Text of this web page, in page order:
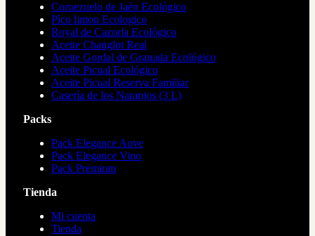
Cornezuelo de Jaén Ecológico
Pìco limon Ecologico
Royal de Cazorla Ecológico
Aceite Changlot Real
Aceite Gordal de Granada Ecológico
Aceite Picual Ecológico
Aceite Picual Reserva Familiar
Casería de los Naranjos (3 L)
Packs
Pack Elegance Aove
Pack Elegance Vino
Pack Premium
Tienda
Mi cuenta
Tienda